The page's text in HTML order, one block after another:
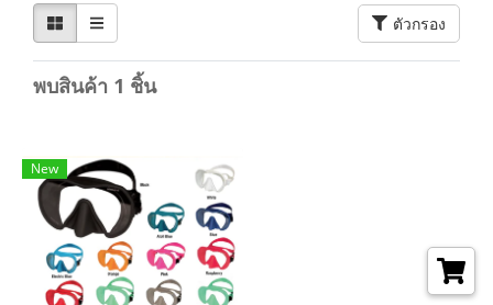
ตัวกรอง
พบสินค้า 1 ชิ้น
New